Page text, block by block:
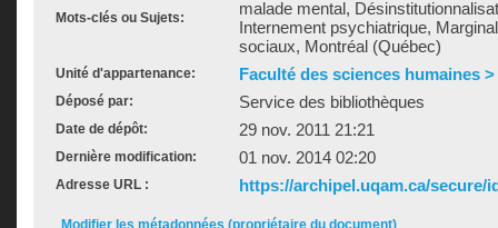
Mots-clés ou Sujets:
malade mental,
Internement psychiatrique,
sociaux, Montréal (Québec)
Unité d'appartenance: Faculté des sciences humaines
Déposé par: Service des bibliothèques
Date de dépôt: 29 nov. 2011 21:21
Dernière modification: 01 nov. 2014 02:20
Adresse URL : https://archipel.uqam.ca/secure/
Modifier les métadonnées (propriétaire du document)